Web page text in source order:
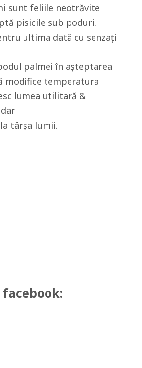
sunt feliile neotrăvite
pisicile sub poduri.
ultima dată cu senzații
palmei în așteptarea
modifice temperatura
lumea utilitară &
târșa lumii.